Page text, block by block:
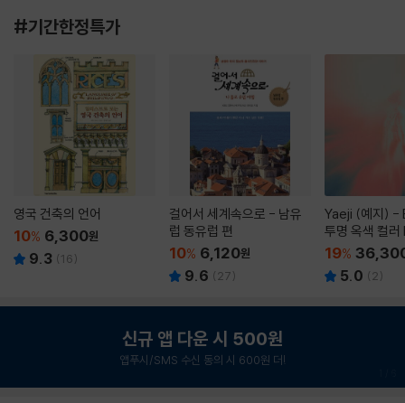
#기간한정특가
영국 건축의 언어
10% 6,300원
9.3 (16)
걸어서 세계속으로 - 남유
럽 동유럽 편
10% 6,120원
9.6 ( 27)
Yaeji (예지) -
투명 옥색 컬
19%
5.0 ( 2)
신규 앱 다운 시 500원
앱푸시/SMS 수신 동의 시 600원 더!